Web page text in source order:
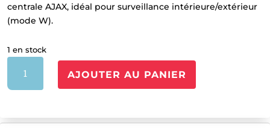
centrale AJAX, idéal pour surveillance intérieure/extérieur
(mode W).
1 en stock
AJAX-
MOTIONCAM-
AJOUTER AU PANIER